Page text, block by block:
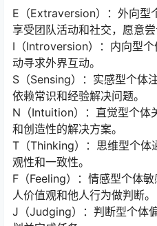
E（Extraversion）：外向型
享受团队活动和社交，愿意尝
I（Introversion）：内向型
动寻求外界互动。
S（Sensing）：实感型个体
依赖常识和经验解决问题。
N（Intuition）：直觉型个体
和创造性的解决方案。
T（Thinking）：思维型个体
观性和一致性。
F（Feeling）：情感型个体
人价值观和他人行为做判断。
J（Judging）：判断型个体